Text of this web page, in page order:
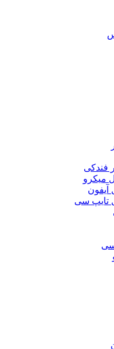
فندکی
میکرو
آیفون
تایپ سی
سی